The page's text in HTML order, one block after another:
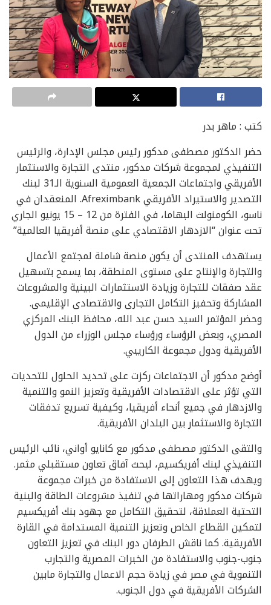
كتب : ماهر بدر
حضر الدكتور مصطفى مدكور رئيس مجلس الإدارة، والرئيس
التنفيذي لمجموعة شركات مدكور، منتدى التجارة والاستثمار
الأفريقي واجتماعات الجمعية العمومية السنوية الـ31 لبنك
التصدير والاستيراد الأفريقي Afreximbank. المنعقدان في
ناسو، الكومنولث البهاما، في الفترة من 12 – 15 يونيو الجاري
تحت عنوان “الازدهار الاقتصادي على منصة أفريقيا العالمية”
يستهدف المنتدى أن يكون منصة شاملة لمجتمع الأعمال
والتجارة والإنتاج على مستوى المنطقة، بما يسمح بتسهيل
عقد صفقات للتجارة وزيادة الاستثمارات البينية والمشروعات
المشاركة وتحفيز التكامل التجارى والاقتصادى الإقليمى.
وحضر المؤتمر السيد حسن عبد الله، محافظ البنك المركزي
المصري، وبعض الرؤساء ورؤساء مجلس الوزراء من الدول
الأفريقية ودول مجموعة الكاريبي.
أوضح مدكور أن الاجتماعات ركزت على تحديد الحلول للتحديات
التي تؤثر على الاقتصادات الأفريقية وتعزيز النمو والتنمية
والازدهار في جميع أنحاء أفريقيا، وكيفية تسريع تدفقات
التجارة والاستثمار بين البلدان الأفريقية.
والتقى الدكتور مصطفى مدكور مع كانايو أواني، نائب الرئيس
التنفيذي لبنك أفريكسيم، لبحث آفاق تعاون مستقبلي مثمر.
ويهدف هذا التعاون إلى الاستفادة من خبرات مجموعة
شركات مدكور ومهاراتها في تنفيذ مشروعات الطاقة والبنية
التحتية العملاقة، لتحقيق التكامل مع جهود بنك أفريكسيم
لتمكين القطاع الخاص وتعزيز التنمية المستدامة في القارة
الأفريقية. كما ناقش الطرفان دور البنك في تعزيز التعاون
جنوب-جنوب والاستفادة من الخبرات المصرية والتجارب
التنموية في مصر في زيادة حجم الاعمال والتجارة مابين
الشركات الأفريقية في دول الجنوب.